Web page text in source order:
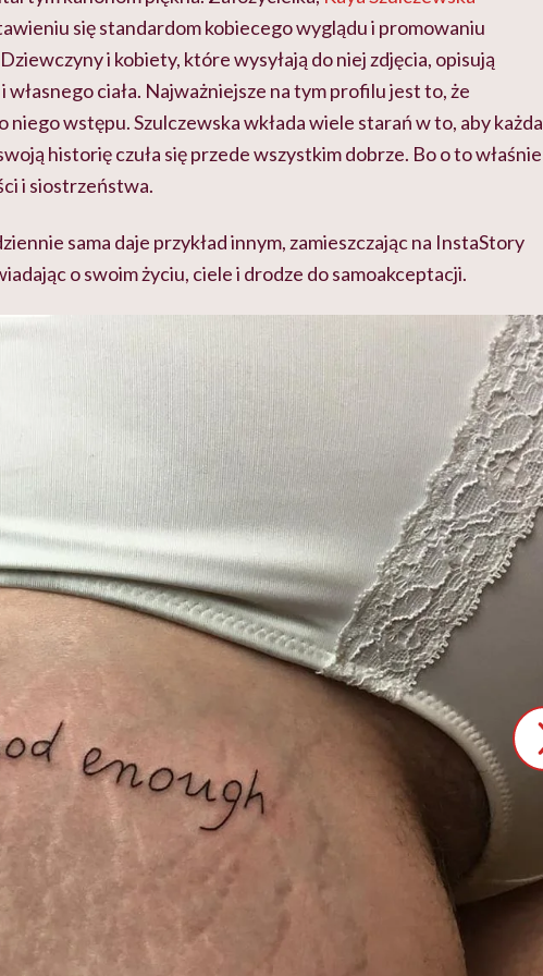
się standardom kobiecego wyglądu i promowaniu
i kobiety, które wysyłają do niej zdjęcia, opisują
ciała. Najważniejsze na tym profilu jest to, że
niego wstępu. Szulczewska wkłada wiele starań w to, aby każda
historię czuła się przede wszystkim dobrze. Bo o to właśnie
i siostrzeństwa.
sama daje przykład innym, zamieszczając na InstaStory
o swoim życiu, ciele i drodze do samoakceptacji.